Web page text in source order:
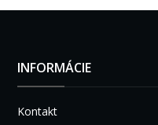
INFORMÁCIE
Kontakt